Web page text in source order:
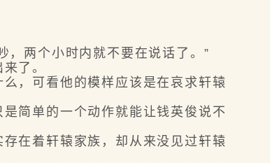
两个小时内就不要在说话了。”
了。
，可看他的模样应该是在哀求轩辕
简单的一个动作就能让钱英俊说不
在着轩辕家族，却从来没见过轩辕